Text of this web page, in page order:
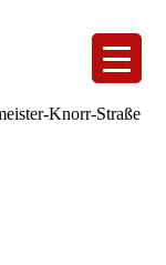
Knorr-Straße